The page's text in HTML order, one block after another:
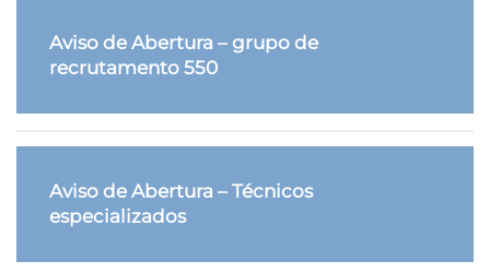
Aviso de Abertura – grupo de
recrutamento 550
Aviso de Abertura – Técnicos
especializados